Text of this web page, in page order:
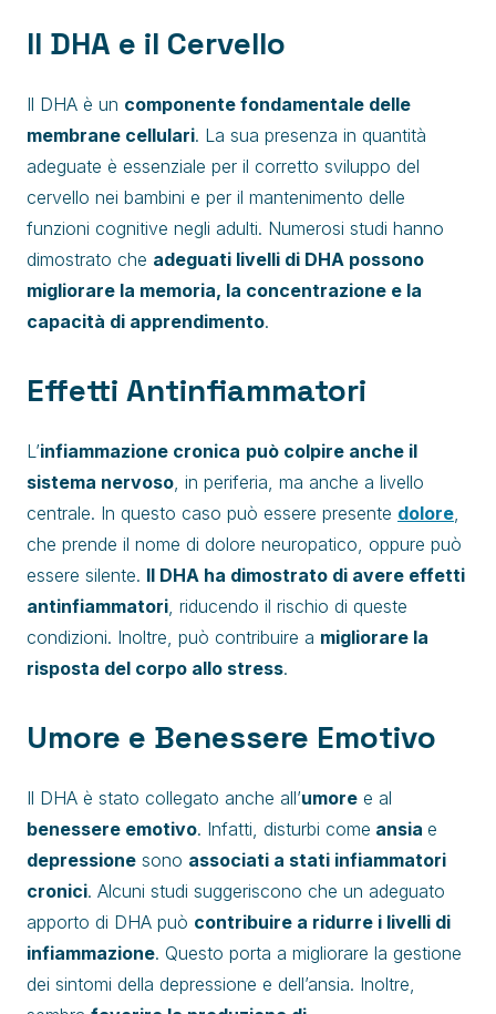
Il DHA e il Cervello
Il DHA è un componente fondamentale delle
membrane cellulari. La sua presenza in quantità
adeguate è essenziale per il corretto sviluppo del
cervello nei bambini e per il mantenimento delle
funzioni cognitive negli adulti. Numerosi studi hanno
dimostrato che adeguati livelli di DHA possono
migliorare la memoria, la concentrazione e la
capacità di apprendimento.
Effetti Antinfiammatori
L’infiammazione cronica può colpire anche il
sistema nervoso, in periferia, ma anche a livello
centrale. In questo caso può essere presente dolore,
che prende il nome di dolore neuropatico, oppure può
essere silente. Il DHA ha dimostrato di avere effetti
antinfiammatori, riducendo il rischio di queste
condizioni. Inoltre, può contribuire a migliorare la
risposta del corpo allo stress.
Umore e Benessere Emotivo
Il DHA è stato collegato anche all’umore e al
benessere emotivo. Infatti, disturbi come ansia e
depressione sono associati a stati infiammatori
cronici. Alcuni studi suggeriscono che un adeguato
apporto di DHA può contribuire a ridurre i livelli di
infiammazione. Questo porta a migliorare la gestione
dei sintomi della depressione e dell’ansia. Inoltre,